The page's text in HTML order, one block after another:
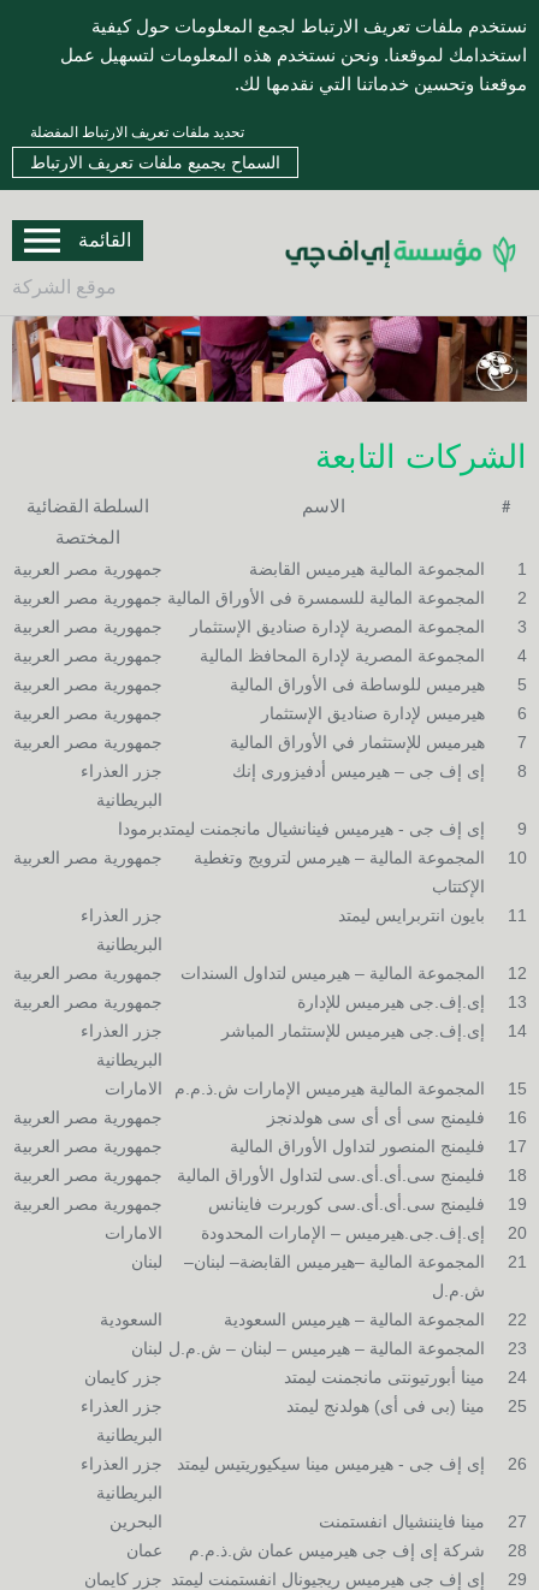
نستخدم ملفات تعريف الارتباط لجمع المعلومات حول كيفية
استخدامك لموقعنا. ونحن نستخدم هذه المعلومات لتسهيل عمل
موقعنا وتحسين خدماتنا التي نقدمها لك.
تحديد ملفات تعريف الارتباط المفضلة
القائمة
موقع الشركة
الشركات التابعة​​
# الاسم
السلطة القضائية
المختصة
1 المجموعة المالية هيرميس القابضة
جمهورية مصر العربية
2
المجموعة المالية للسمسرة فى الأوراق المالية جمهورية مصر العربية
3
المجموعة المصرية لإدارة صناديق الإستثمار
جمهورية مصر العربية
4
المجموعة المصرية لإدارة المحافظ المالية
جمهورية مصر العربية
5
هيرميس للوساطة فى الأوراق المالية
جمهورية مصر العربية
6
هيرميس لإدارة صناديق الإستثمار
جمهورية مصر العربية
7
هيرميس للإستثمار في الأوراق المالية
جمهورية مصر العربية
8
إى إف جى – هيرميس أدفيزورى إنك
جزر العذراء
البريطانية
9
إى إف جى - هيرميس فينانشيال مانجمنت ليمتدبرمودا
10
المجموعة المالية – هيرمس لترويج وتغطية
الإكتتاب
جمهورية مصر العربية
11 بايون انتربرايس ليمتد
جزر العذراء
البريطانية
12
المجموعة المالية – هيرميس لتداول السندات
جمهورية مصر العربية
13
إى.إف.جى هيرميس للإدارة
جمهورية مصر العربية
14
إى.إف.جى هيرميس للإستثمار المباشر
جزر العذراء
البريطانية
15
المجموعة المالية هيرميس الإمارات ش.ذ.م.م
الامارات
16
فليمنج سى أى أى سى هولدنجز
جمهورية مصر العربية
17
فليمنج المنصور لتداول الأوراق المالية
جمهورية مصر العربية
18
فليمنج سى.أى.أى.سى لتداول الأوراق المالية
جمهورية مصر العربية
19
فليمنج سى.أى.أى.سى كوربرت فاينانس
جمهورية مصر العربية
20
إى.إف.جى.هيرميس – الإمارات المحدودة
الامارات
21
المجموعة المالية –هيرميس القابضة– لبنان–
ش.م.ل
لبنان
22 المجموعة المالية – هيرميس السعودية
السعودية
23
المجموعة المالية – هيرميس – لبنان – ش.م.ل لبنان
24
مينا أبورتيونتى مانجمنت ليمتد
جزر كايمان
25
مينا (بى فى أى) هولدنج ليمتد
جزر العذراء
البريطانية
26
إى إف جى - هيرميس مينا سيكيوريتيس ليمتد
جزر العذراء
البريطانية
27
مينا فايننشيال انفستمنت
البحرين
28
شركة إى إف جى هيرميس عمان ش.ذ.م.م
عمان
29
إى إف جى هيرميس ريجيونال انفستمنت ليمتد
جزر كايمان